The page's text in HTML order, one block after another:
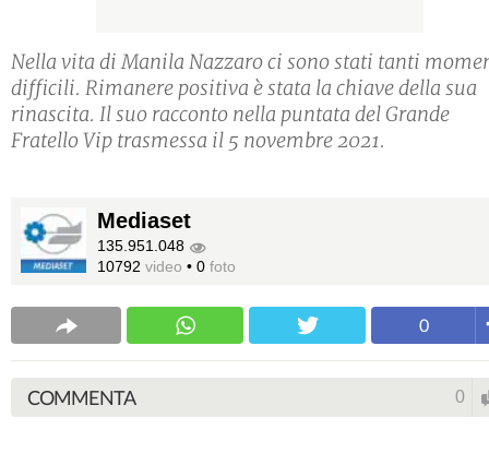
Nella vita di Manila Nazzaro ci sono stati tanti
difficili. Rimanere positiva è stata la chiave della sua
rinascita. Il suo racconto nella puntata del Grande
Fratello Vip trasmessa il 5 novembre 2021.
Mediaset
135.951.048
10792 video • 0 foto
0
COMMENTA 0